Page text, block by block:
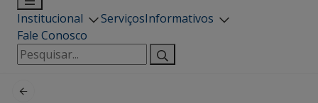
Institucional ServiçosInformativos
Fale Conosco
Pesquisar
por: